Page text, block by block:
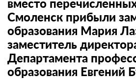
вместо
Смоленск прибыли
образования Мария
заместитель
Департамента
образования Евгений